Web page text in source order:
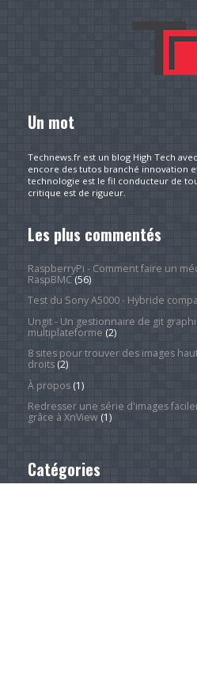
Un mot
Technews.fr est un blog High Tech
encore des tutos branché innovation
technologie est le fil conducteur de
critique est de rigueur.
Les plus commentés
RaspberryPi - Comment faire un
RaspBMC(56)
Test du Sony A5000 - Hybride
Ungit - Un gestionnaire de git
multiplateforme (2)
8 sites pour trouver des images
droits(2)
À propos(1)
Redresser une série d'images
grâce à XnView(1)
Catégories